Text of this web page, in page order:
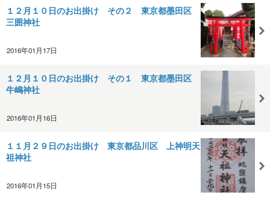
１２月１０日のお出掛け その２ 東京都墨田区
三囲神社
2016年01月17日
１２月１０日のお出掛け その１ 東京都墨田区
牛嶋神社
2016年01月16日
１１月２９日のお出掛け 東京都品川区 上神明天
祖神社
2016年01月15日